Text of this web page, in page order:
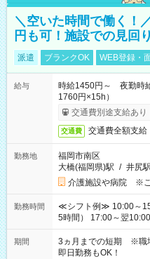
＼空いた時間で働く！
円も可！施設での見回
派遣 ブランクOK WEB登録・
給与
時給1450円～ 夜勤時
1760円×15h）
交通費別途支給あり
交通費 交通費全額支給
勤務地
福岡市南区
大橋(福岡県)駅 / 井尻駅
介護施設や病院 ※ご
勤務時間
≪シフト例≫ 10:00～
5時間） 17:00～翌10:00（実働
働く時間は調整できま
期間
3ヵ月までの短期 ※職
即日勤務もOK！